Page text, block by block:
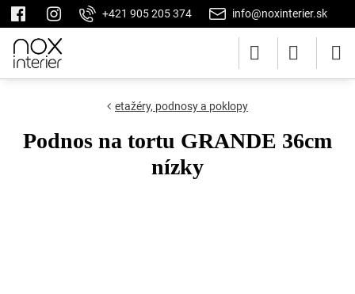
+421 905 205 374 info@noxinterier.sk
etažéry, podnosy a poklopy
Podnos na tortu GRANDE 36cm
nízky